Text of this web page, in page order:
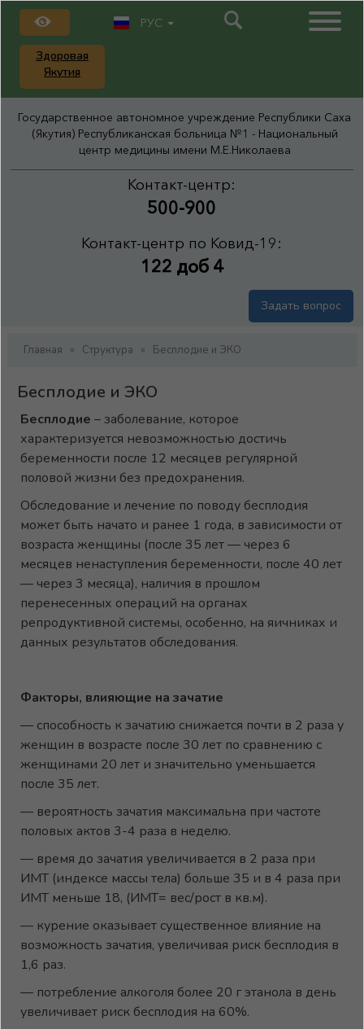
Здоровая
Якутия
РУС
Государственное автономное учреждение Республики Саха
(Якутия) Республиканская больница №1 - Национальный
центр медицины имени М.Е.Николаева
Контакт-центр:
500-900
Контакт-центр по Ковид-19:
122 доб 4
Задать вопрос
Главная » Структура » Бесплодие и ЭКО
Бесплодие и ЭКО
Бесплодие – заболевание, которое
характеризуется невозможностью достичь
беременности после 12 месяцев регулярной
половой жизни без предохранения.
Обследование и лечение по поводу бесплодия
может быть начато и ранее 1 года, в зависимости от
возраста женщины (после 35 лет — через 6
месяцев ненаступления беременности, после 40 лет
— через 3 месяца), наличия в прошлом
перенесенных операций на органах
репродуктивной системы, особенно, на яичниках и
данных результатов обследования.
Факторы, влияющие на зачатие
— способность к зачатию снижается почти в 2 раза у
женщин в возрасте после 30 лет по сравнению с
женщинами 20 лет и значительно уменьшается
после 35 лет.
— вероятность зачатия максимальна при частоте
половых актов 3-4 раза в неделю.
— время до зачатия увеличивается в 2 раза при
ИМТ (индексе массы тела) больше 35 и в 4 раза при
ИМТ меньше 18, (ИМТ= вес/рост в кв.м).
— курение оказывает существенное влияние на
возможность зачатия, увеличивая риск бесплодия в
1,6 раз.
— потребление алкоголя более 20 г этанола в день
увеличивает риск бесплодия на 60%.